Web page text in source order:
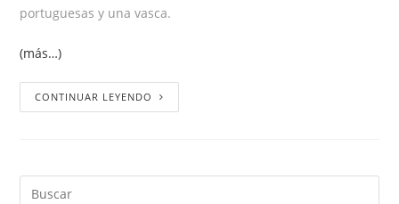
portuguesas y una vasca.
(más…)
CONTINUAR LEYENDO